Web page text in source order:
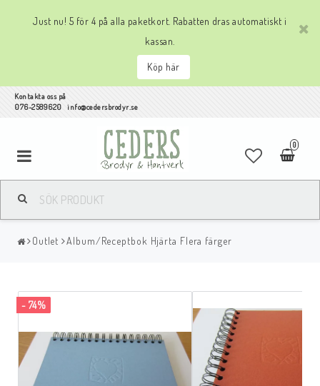
Just nu! 5 för 4 på alla paketkort. Rabatten dras automatiskt i
kassan.
Köp här
Kontakta oss på
076-2589620 info@cedersbrodyr.se
0
Outlet Album/Receptbok Hjärta Flera färger
- 74%